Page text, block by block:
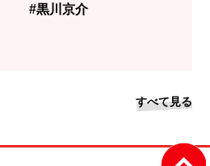
#黒川京介
すべて見る